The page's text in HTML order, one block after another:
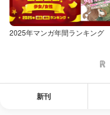
2025年マンガ年間ランキング
新刊